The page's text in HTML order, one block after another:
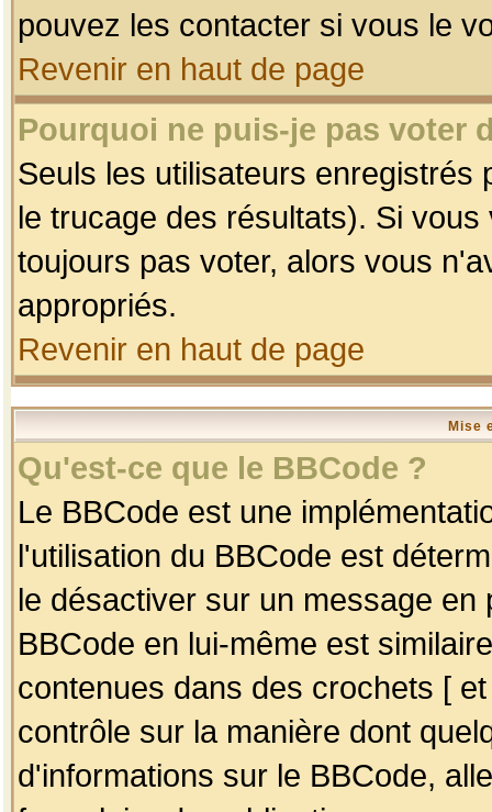
pouvez les contacter si vous le
Revenir en haut de page
Pourquoi ne puis-je pas voter
Seuls les utilisateurs enregistrés
le trucage des résultats). Si
toujours pas voter, alors vous
appropriés.
Revenir en haut de page
Mise
Qu'est-ce que le BBCode ?
Le BBCode est une
l'utilisation du BBCode est
le désactiver sur un message
BBCode en lui-même est
contenues dans des crochets [
contrôle sur la manière dont
d'informations sur le BBCode,